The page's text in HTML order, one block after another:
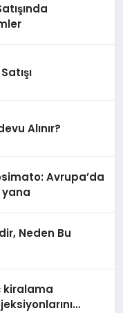
Alınır?
Avrupa’da
yana
Neden Bu
kiralama